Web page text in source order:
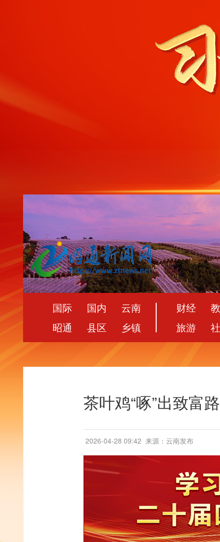
国际 国内
云南
昭通
县区 乡镇
财经
旅游
茶叶鸡“啄”出致富
2026-04-28 09:42 来源：云南发布